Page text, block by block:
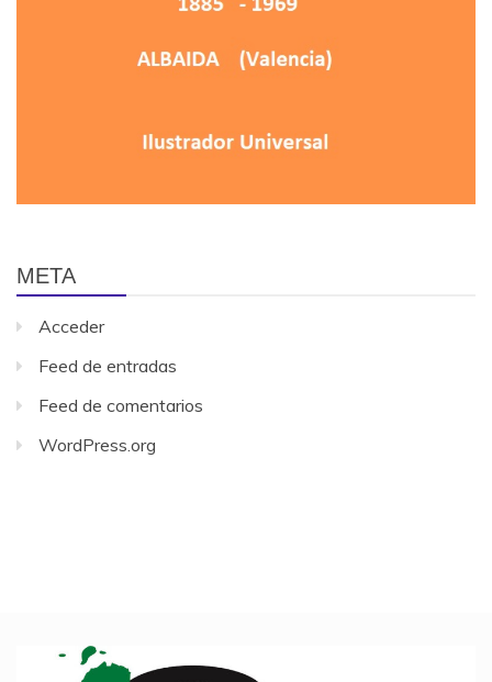
META
Acceder
Feed de entradas
Feed de comentarios
WordPress.org